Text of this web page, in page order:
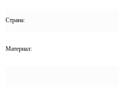
Страна:
Материал: